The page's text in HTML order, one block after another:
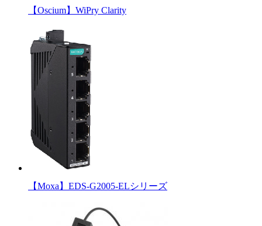
【Oscium】WiPry Clarity
【Moxa】EDS-G2005-ELシリーズ